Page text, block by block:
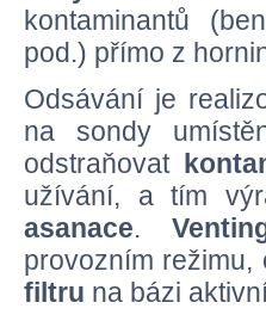
kontaminantů
pod.) přímo z
Odsávání je
na sondy
odstraňovat
užívání, a tím
asanace.
provozním
filtru na bázi